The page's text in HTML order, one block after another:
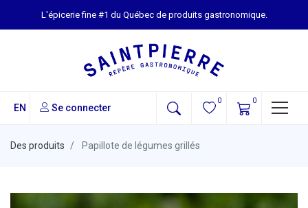
L'épicerie fine #1 du Québec de produits gastronomique.
EN Se connecter
0 0
Des produits Papillote de légumes grillés